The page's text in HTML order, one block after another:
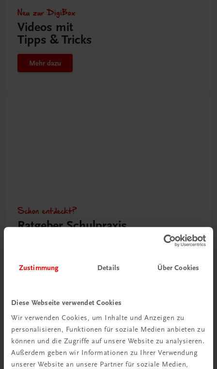
Zustimmung Details Über Cookies
Diese Webseite verwendet Cookies
Wir verwenden Cookies, um Inhalte und Anzeigen zu
personalisieren, Funktionen für soziale Medien anbieten zu
können und die Zugriffe auf unsere Website zu analysieren.
Außerdem geben wir Informationen zu Ihrer Verwendung
unserer Website an unsere Partner für soziale Medien,
Neu zur DigiBox
Videos mit
Tipps & Tricks
Mehr dazu
Schon entdeckt?
Ratgeber Schulpraxis